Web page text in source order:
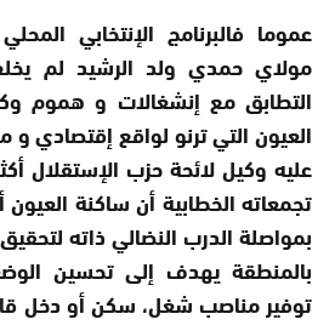
عموما فالبرنامج الإنتخابي
مولاي حمدي ولد الرشيد لم
التطابق مع إنشغالات و هموم
العيون التي ترنو لواقع
عليه وكيل لائحة حزب الإستقلال
تجمعاته الخطابية أن ساكنة
بمواصلة الدرب النضالي ذاته
بالمنطقة يهدف إلى تحسين
توفير مناصب شغل، سكن أو دخل